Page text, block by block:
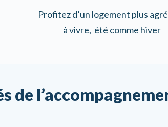
Profitez d’un logement plus
à vivre, été comme hiver
de